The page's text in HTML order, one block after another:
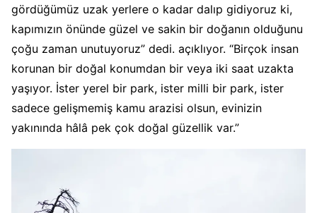
gördüğümüz uzak yerlere o kadar dalıp gidiyoruz ki,
kapımızın önünde güzel ve sakin bir doğanın olduğunu
çoğu zaman unutuyoruz” dedi. açıklıyor. “Birçok insan
korunan bir doğal konumdan bir veya iki saat uzakta
yaşıyor. İster yerel bir park, ister milli bir park, ister
sadece gelişmemiş kamu arazisi olsun, evinizin
yakınında hâlâ pek çok doğal güzellik var.”